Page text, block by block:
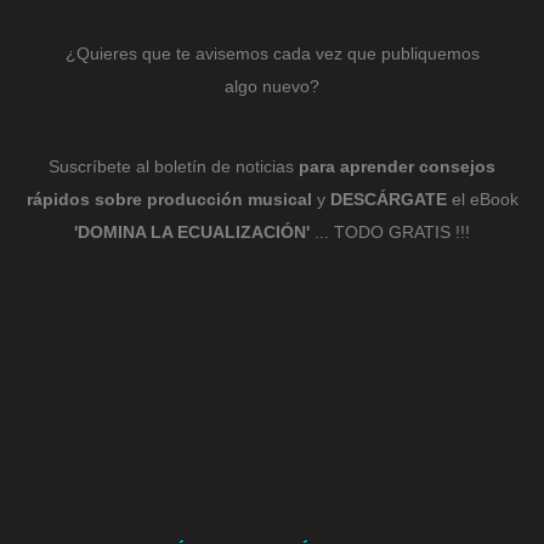
¿Quieres que te avisemos cada vez que publiquemos
algo nuevo?
Suscríbete al boletín de noticias para aprender consejos
rápidos sobre producción musical y DESCÁRGATEel eBook
'DOMINA LA ECUALIZACIÓN' ... TODO GRATIS !!!